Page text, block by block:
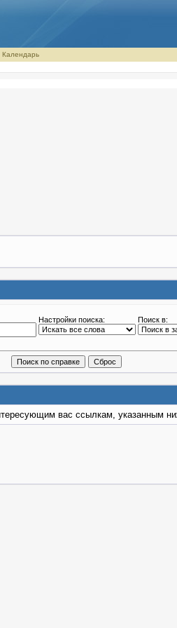
Календарь
Настройки поиска: Поиск в:
вас ссылкам, указанным